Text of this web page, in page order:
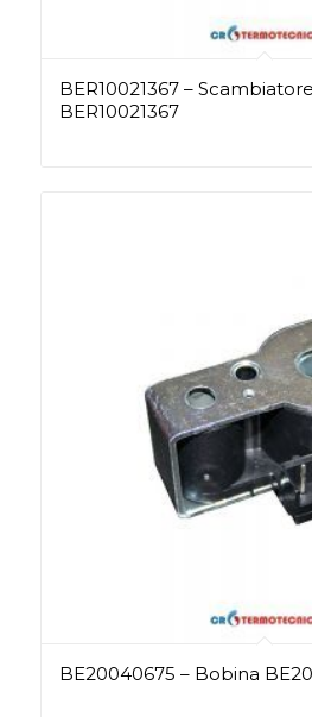
BER10021367 –
BER10021367
BE20040675 – Bobina